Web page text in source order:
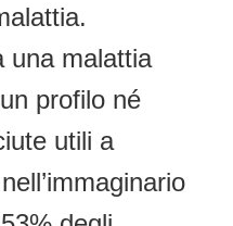
una malattia
profilo né
utili a